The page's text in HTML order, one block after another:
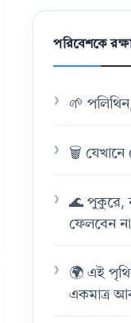
পরিবেশকে
🌱
🗑️ যেখানে
🌊 পুকুরে,
ফেলবেন
🌍 এই
একমাত্র